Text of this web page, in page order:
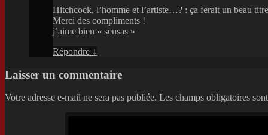
Hitchcock, l’homme et l’artiste…? : ça ferait un beau
Merci des compliments !
j’aime bien « sensas »
Répondre ↓
Laisser un commentaire
Votre adresse e-mail ne sera pas publiée. Les champs obligatoires